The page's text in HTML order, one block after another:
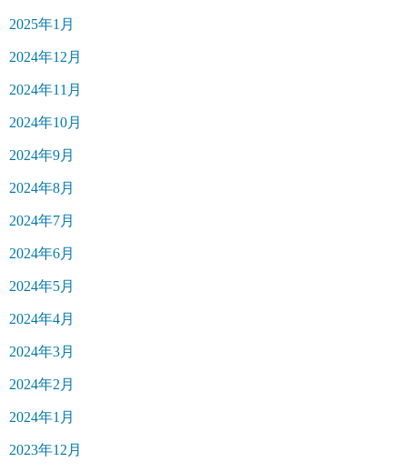
2025年1月
2024年12月
2024年11月
2024年10月
2024年9月
2024年8月
2024年7月
2024年6月
2024年5月
2024年4月
2024年3月
2024年2月
2024年1月
2023年12月